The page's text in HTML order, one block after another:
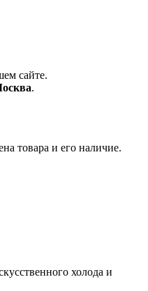
сайте.
.
товара и его наличие.
холода и